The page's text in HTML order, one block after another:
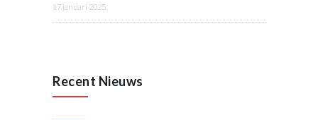
17 januari 2025
Recent Nieuws